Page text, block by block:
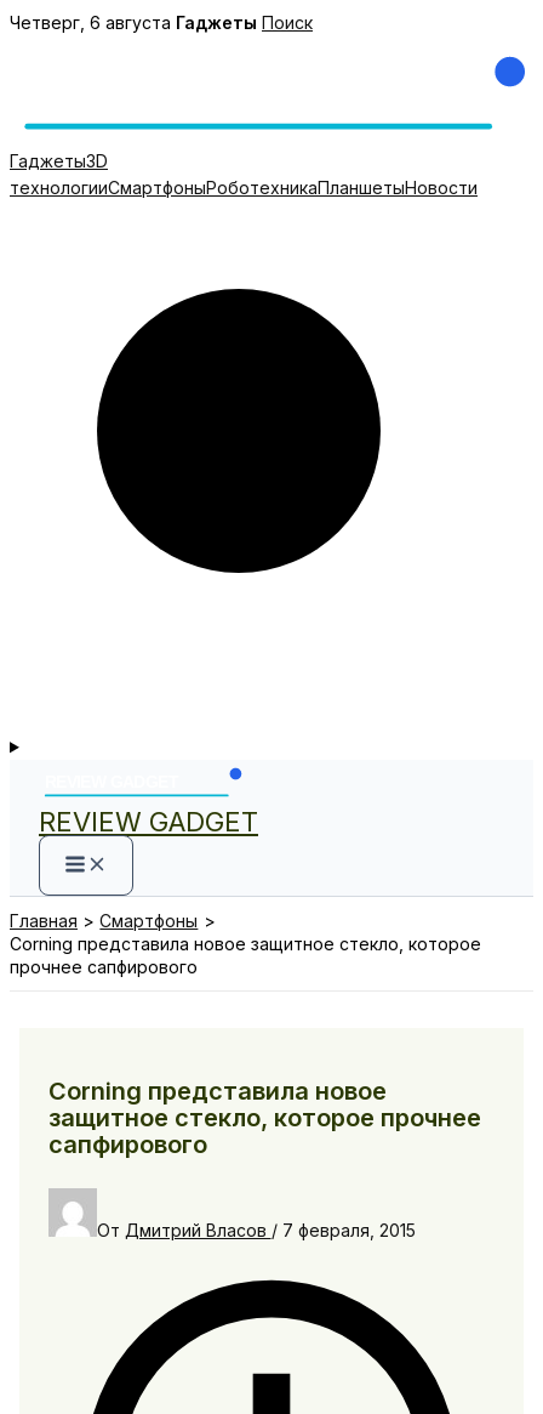
Перейти
Четверг, 6 августа Гаджеты Поиск
Гаджеты3D
технологииСмартфоныРоботехникаПланшетыНовости
REVIEW GADGET
Главная
Смартфоны
Corning представила новое защитное стекло, которое
прочнее сапфирового
Corning представила новое
защитное стекло, которое прочнее
сапфирового
От Дмитрий Власов / 7 февраля, 2015